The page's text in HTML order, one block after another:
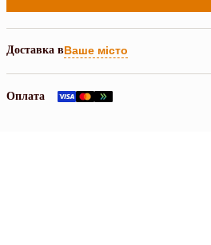
Доставка вВаше місто
Оплата